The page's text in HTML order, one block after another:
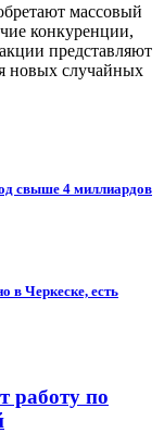
массовый
конкуренции,
представляют
новых случайных
свыше 4 миллиардов
в Черкеске, есть
работу по